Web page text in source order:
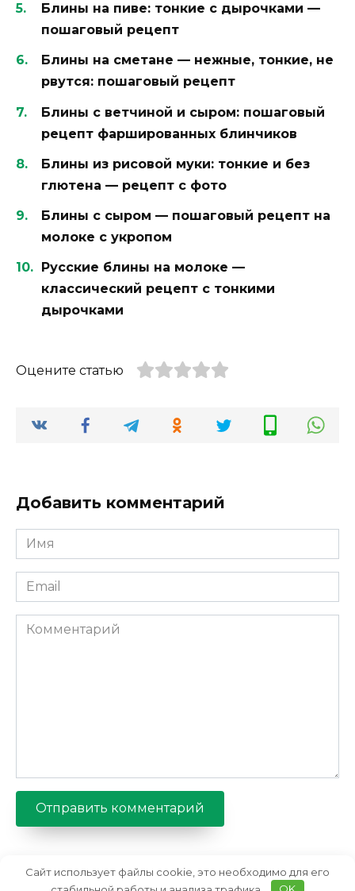
Блины на пиве: тонкие с дырочками —
пошаговый рецепт
Блины на сметане — нежные, тонкие, не
рвутся: пошаговый рецепт
Блины с ветчиной и сыром: пошаговый
рецепт фаршированных блинчиков
Блины из рисовой муки: тонкие и без
глютена — рецепт с фото
Блины с сыром — пошаговый рецепт на
молоке с укропом
Русские блины на молоке —
классический рецепт с тонкими
дырочками
Оцените статью
Добавить комментарий
Имя
*
Email
*
Комментарий
Сайт использует файлы cookie, это необходимо для его